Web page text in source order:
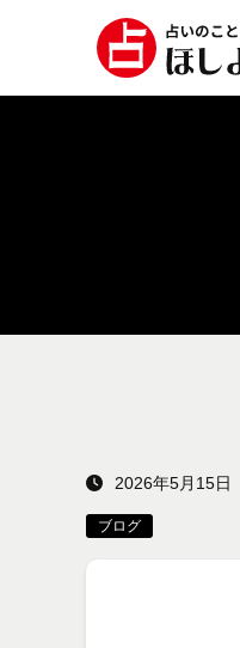
2026年5月15日
ブログ